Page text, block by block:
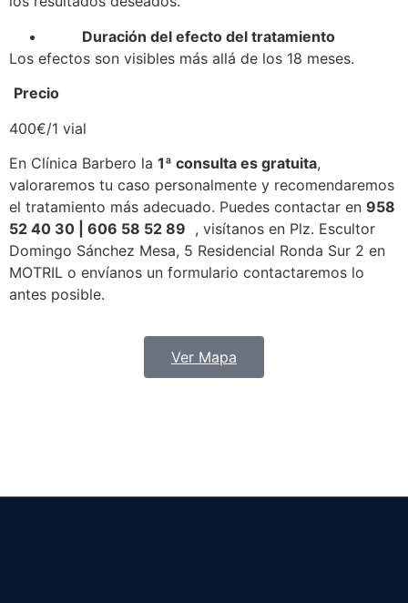
Duración del efecto del tratamiento
Los efectos son visibles más allá de los 18 meses.
Precio
400€/1 vial
En Clínica Barbero la 1ª consulta es gratuita,
valoraremos tu caso personalmente y recomendaremos
el tratamiento más adecuado. Puedes contactar en 958
52 40 30 | 606 58 52 89 , visítanos en Plz. Escultor
Domingo Sánchez Mesa, 5 Residencial Ronda Sur 2 en
MOTRIL o envíanos un formulario contactaremos lo
antes posible.
Ver Mapa